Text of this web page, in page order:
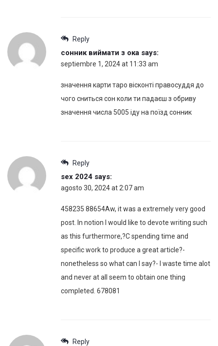
Reply
сонник виймати з ока says:
septiembre 1, 2024 at 11:33 am
значення карти таро вісконті правосуддя до
чого сниться сон коли ти падаєш з обриву
значення числа 5005 іду на поїзд сонник
Reply
sex 2024 says:
agosto 30, 2024 at 2:07 am
458235 88654Aw, it was a extremely very good
post. In notion I would like to devote writing such
as this furthermore,?C spending time and
specific work to produce a great article?-
nonetheless so what can I say?- I waste time alot
and never at all seem to obtain one thing
completed. 678081
Reply